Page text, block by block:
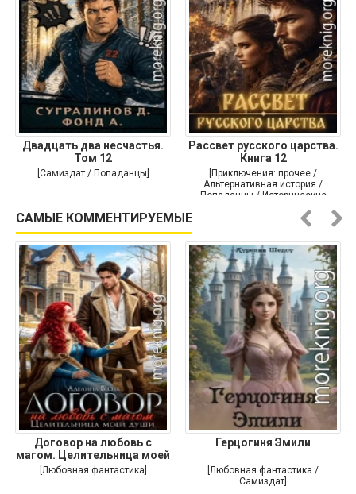
Двадцать два несчастья.
Том 12
[Самиздат / Попаданцы]
Рассвет русского царства.
Книга 12
[Приключения: прочее /
Альтернативная история /
Попаданцы / Исторические
САМЫЕ КОММЕНТИРУЕМЫЕ
Договор на любовь с
магом. Целительница моей
души
[Любовная фантастика]
Герцогиня Эмили
[Любовная фантастика /
Самиздат]